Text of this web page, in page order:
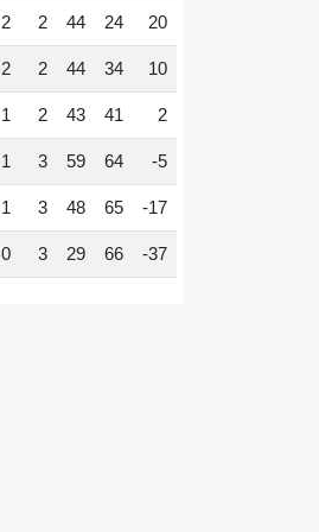
2 2 44 24 20
2 2 44 34 10
1 2 43 41 2
1 3 59 64 -5
1 3 48 65 -17
0 3 29 66 -37